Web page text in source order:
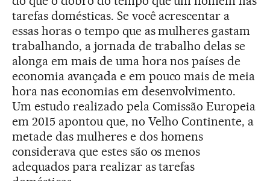
tarefas domésticas. Se você acrescentar a
essas horas o tempo que as mulheres gastam
trabalhando, a jornada de trabalho delas se
alonga em mais de uma hora nos países de
economia avançada e em pouco mais de meia
hora nas economias em desenvolvimento.
Um estudo realizado pela Comissão Europeia
em 2015 apontou que, no Velho Continente, a
metade das mulheres e dos homens
considerava que estes são os menos
adequados para realizar as tarefas